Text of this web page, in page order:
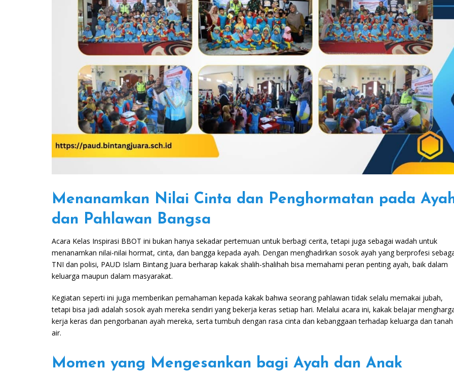
Menanamkan Nilai Cinta dan Penghormatan pada
dan Pahlawan Bangsa
Acara Kelas Inspirasi BBOT ini bukan hanya sekadar pertemuan untuk berbagi cerita, tetapi juga sebagai wadah untuk
menanamkan nilai-nilai hormat, cinta, dan bangga kepada ayah. Dengan menghadirkan sosok ayah yang berprofesi
TNI dan polisi, PAUD Islam Bintang Juara berharap kakak shalih-shalihah bisa memahami peran penting ayah, baik dalam
keluarga maupun dalam masyarakat.
Kegiatan seperti ini juga memberikan pemahaman kepada kakak bahwa seorang pahlawan tidak selalu memakai jubah,
tetapi bisa jadi adalah sosok ayah mereka sendiri yang bekerja keras setiap hari. Melalui acara ini, kakak belajar
kerja keras dan pengorbanan ayah mereka, serta tumbuh dengan rasa cinta dan kebanggaan terhadap keluarga dan tanah
air.
Momen yang Mengesankan bagi Ayah dan Anak